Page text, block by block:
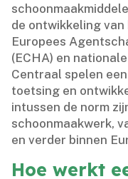
de ontwikkeling
Europees
(ECHA) en
Centraal spelen
toetsing en
intussen de norm
schoonmaakwerk,
en verder binnen
Hoe werkt